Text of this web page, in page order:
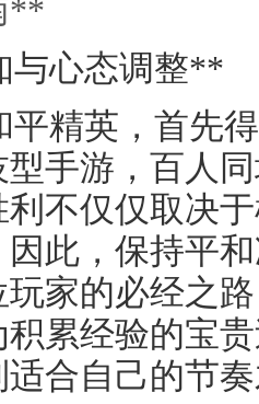
**
与心态调整**
平精英，首先
手游，百人
不仅仅取决
此，保持平
家的必经之
累经验的宝
合自己的节